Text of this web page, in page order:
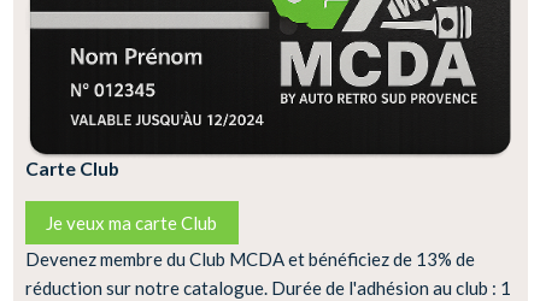
Carte Club
Je veux ma carte Club
Devenez membre du Club MCDA et bénéficiez de 13% de
réduction sur notre catalogue. Durée de l'adhésion au club : 1